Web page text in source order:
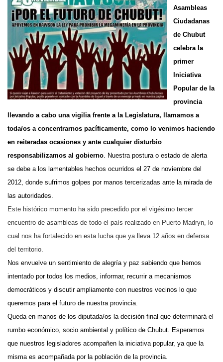
Asambleas
Ciudadanas
de Chubut
celebra la
primer
Iniciativa
Popular de la
provincia
llevando a cabo una vigilia frente a la Legislatura, llamamos a
toda/os a concentrarnos pacíficamente, como lo venimos haciendo
en reiteradas ocasiones y ante cualquier disturbio
responsabilizamos al gobierno . Nuestra postura o estado de alerta
se debe a los lamentables hechos ocurridos el 27 de noviembre del
2012, donde sufrimos golpes por manos tercerizadas ante la mirada de
las autoridades.
Este histórico momento ha sido precedido por el vigésimo tercer
encuentro de asambleas de todo el país realizado en Puerto Madryn, lo
cual nos ha fortalecido en esta lucha que ya lleva 12 años en defensa
del territorio.
Nos envuelve un sentimiento de alegría y paz sabiendo que hemos
intentado por todos los medios, informar, recurrir a mecanismos
democráticos y discutir ampliamente con nuestros vecinos lo que
queremos para el futuro de nuestra provincia.
Queda en manos de los diputada/os la decisión final que determinará el
rumbo económico, socio ambiental y político de Chubut. Esperamos
que nuestros legisladores acompañen la iniciativa popular, ya que la
misma es acompañada por la población de la provincia.